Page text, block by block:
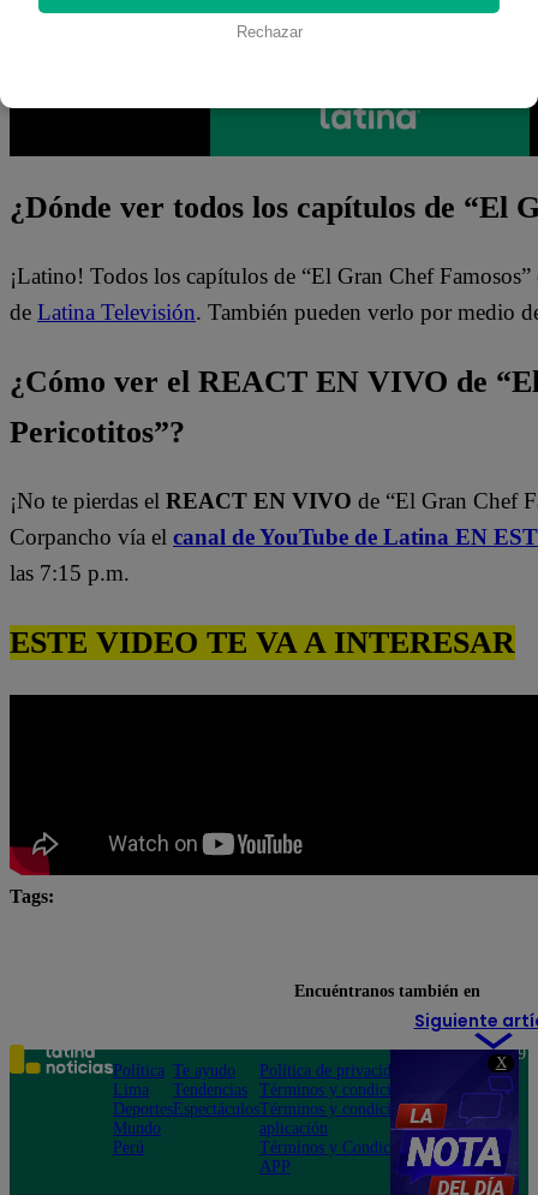
X
¿Dónde ver todos los capítulos de “El
¡Latino! Todos los capítulos de “El Gran Chef
de Latina Televisión. También pueden verlo por medio
¿Cómo ver el REACT EN VIVO de
Pericotitos”?
¡No te pierdas el REACT EN VIVO de “El Gran Chef
Corpancho vía el canal de YouTube de Latina EN
las 7:15 p.m.
ESTE VIDEO TE VA A INTERESAR
Tags:
Siguiente
Rechazar
Encuéntranos también en
Política
Lima
Deportes
Mundo
Perú
Te ayudo
Tendencias
Espectáculos
Política de privacidad
Términos y condiciones
Términos y condiciones
aplicación
Términos y Condiciones
APP
Teléfono: 219
Av. San
Felipe 968
Jesús María